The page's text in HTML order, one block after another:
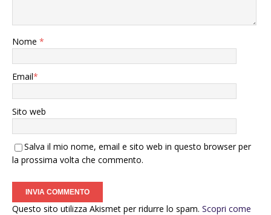
Nome *
Email*
Sito web
Salva il mio nome, email e sito web in questo browser per
la prossima volta che commento.
Questo sito utilizza Akismet per ridurre lo spam. Scopri come